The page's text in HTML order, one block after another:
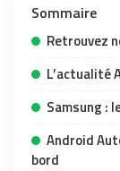
Sommaire
Retrouvez
L’actualité
Samsung :
Android
bord